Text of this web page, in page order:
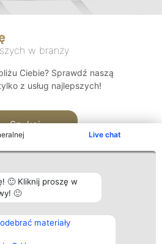
Live chat
🙂 Kliknij proszę w
🙂
materiały
w branży
Ciebie? Sprawdź naszą
z usług najlepszych!
Szukaj
Plebiscyt
Laureaci
wszystkich
Kontakt
Kontakt